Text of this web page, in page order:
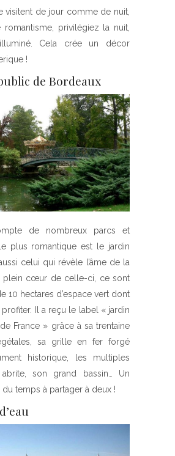
visitent de jour comme de nuit,
privilégiez la nuit,
Cela crée un décor
!
de Bordeaux
de nombreux parcs et
plus romantique est le jardin
celui qui révèle l’âme de la
plein cœur de celle-ci, ce sont
10 hectares d’espace vert dont
Il a reçu le label « jardin
France » grâce à sa trentaine
sa grille en fer forgé
historique, les multiples
abrite, son grand bassin… Un
temps à partager à deux !